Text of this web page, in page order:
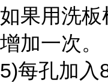
如果用洗
增加一次。
5)每孔加入